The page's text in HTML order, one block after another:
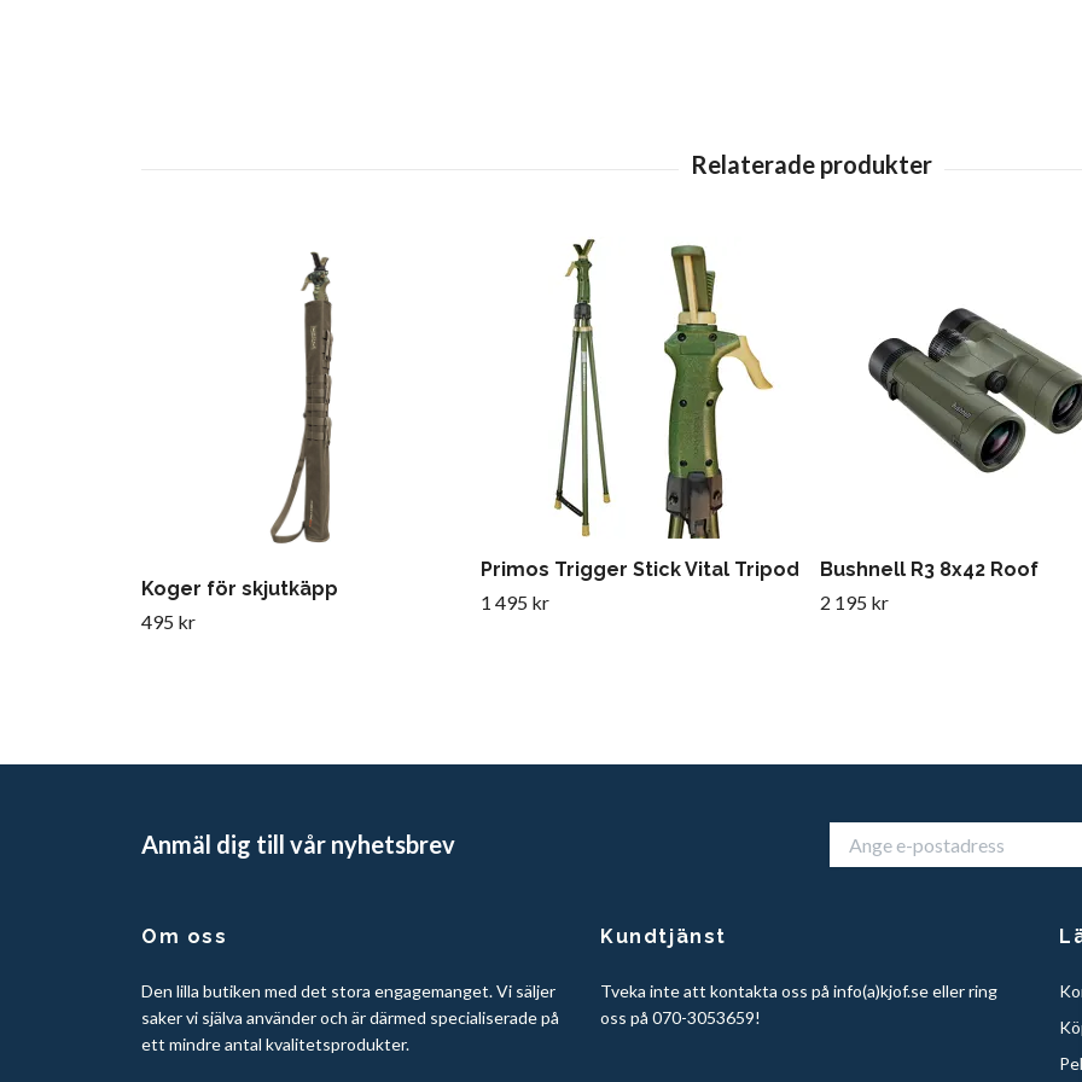
Koger för skjutkäpp
495 kr
Primos Trigger Stick Vital Tripod
1 495 kr
Bushnell R3 8x42 Roof
2 195 kr
Anmäl dig till vår nyhetsbrev
Om oss
Den lilla butiken med det stora engagemanget. Vi säljer
saker vi själva använder och är därmed specialiserade på
ett mindre antal kvalitetsprodukter.
Kundtjänst
Tveka inte att kontakta oss på info(a)kjof.se eller ring
oss på 070-3053659!